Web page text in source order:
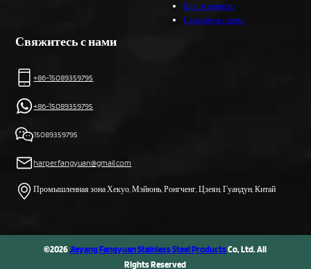
Блог и новости
Свяжитесь с нами
Свяжитесь с нами
+86-15089359795
+86-15089359795
15089359795
harper.fangyuan@gmail.com
Промышленная зона Хекуо, Мэйюнь, Ронгченг, Цзеян, Гуандун, Китай
©2026Jieyang Fangyuan Stainless Steel ProductsCo, Ltd. All
Rights Reserved